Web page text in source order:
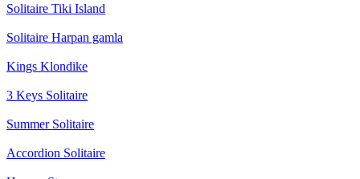
Solitaire Tiki Island
Solitaire Harpan gamla
Kings Klondike
3 Keys Solitaire
Summer Solitaire
Accordion Solitaire